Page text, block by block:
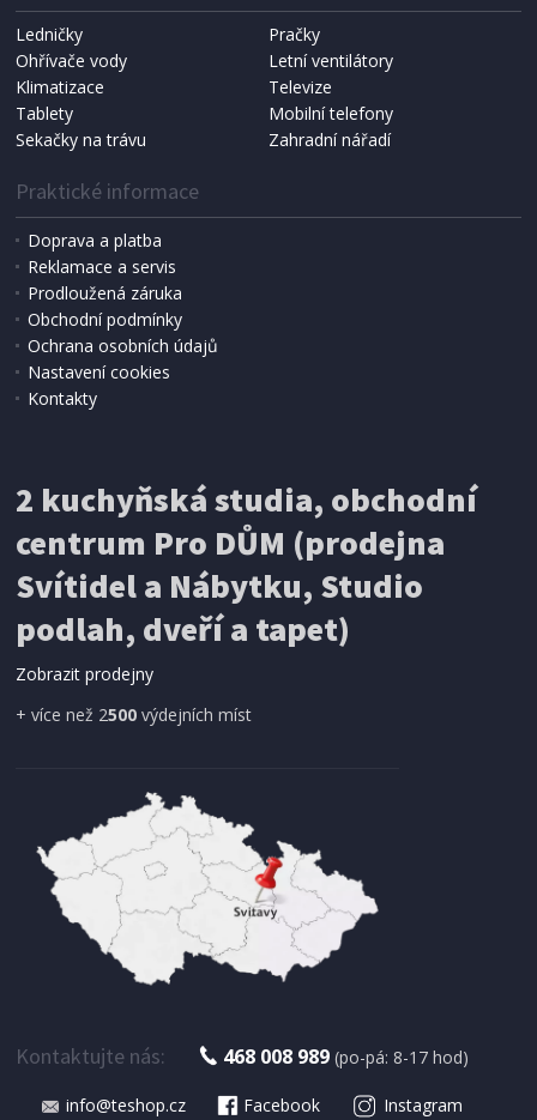
1 427 Kč
1 710 Kč Přidat do košíku
TYČOVÝ VYSAVAČ
ECG VT 3420 2in1 Jerome
Ledničky
Pračky
Ohřívače vody
Letní ventilátory
Klimatizace
Televize
Tablety
Mobilní telefony
Sekačky na trávu
Zahradní nářadí
Praktické informace
Doprava a platba
Reklamace a servis
Prodloužená záruka
Obchodní podmínky
Ochrana osobních údajů
Nastavení cookies
Kontakty
2 kuchyňská studia, obchodní
centrum Pro DŮM (prodejna
Svítidel a Nábytku, Studio
podlah, dveří a tapet)
Zobrazit prodejny
+ více než 2500 výdejních míst
Kontaktujte nás: 468 008 989 (po-pá: 8-17 hod)
info@teshop.cz Facebook Instagram